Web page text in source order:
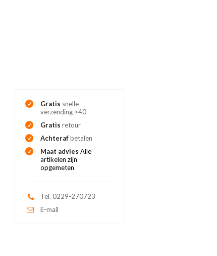
Gratis snelle
verzending >40
Gratis retour
Achterafbetalen
Maat adviesAlle
artikelen zijn
opgemeten
Tel. 0229-270723
E-mail